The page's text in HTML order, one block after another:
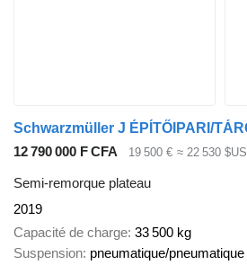
12 790 000 F CFA 19 500 € ≈ 22 530 $US
Semi-remorque plateau
2019
Capacité de charge 33 500 kg
Suspension pneumatique/pneumatique